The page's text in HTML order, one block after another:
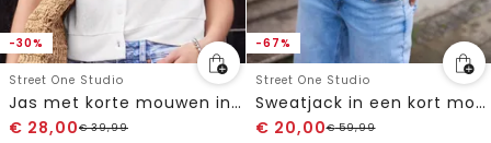
-30%
Street One Studio
Jas met korte mouwen in gebreide look met knopen
€ 28,00€39,99
-67%
Street One Studio
Sweatjack in een kort model
€ 20,00€59,99